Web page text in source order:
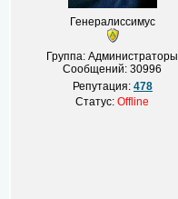
Генералиссимус
Группа: Администраторы
Сообщений:30996
Репутация: 478
Статус:Offline